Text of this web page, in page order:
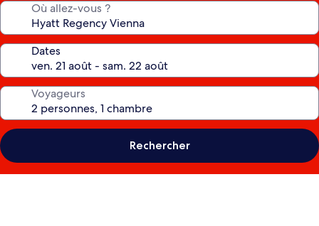
Où allez-vous ?
Dates
Voyageurs
Rechercher